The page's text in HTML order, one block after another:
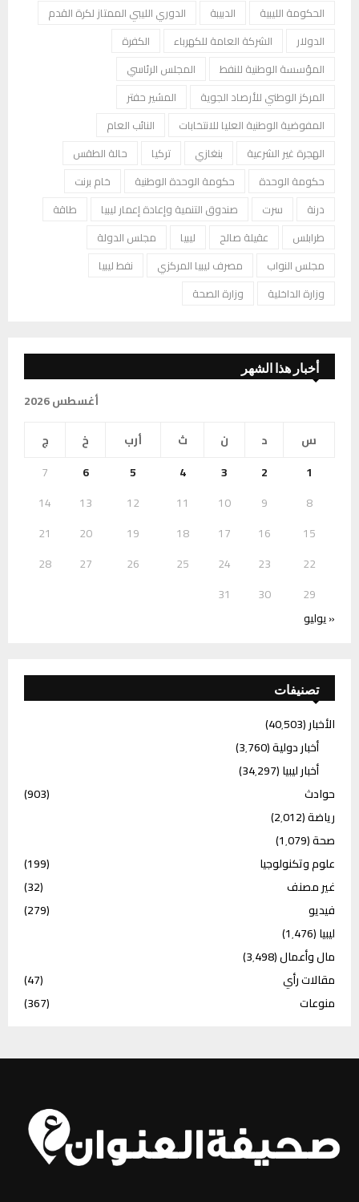
الحكومة الليبية
الدبيبة
الدوري الليبي الممتاز لكرة القدم
الدولار
الشركة العامة للكهرباء
الكفرة
المؤسسة الوطنية للنفط
المجلس الرئاسي
المركز الوطني للأرصاد الجوية
المشير حفتر
المفوضية الوطنية العليا للانتخابات
النائب العام
الهجرة غير الشرعية
بنغازي تركيا
حالة الطقس
حكومة الوحدة
حكومة الوحدة الوطنية
خام برنت
درنة
سرت صندوق التنمية وإعادة إعمار ليبيا
طاقة
طرابلس
عقيلة صالح ليبيا
مجلس الدولة
مجلس النواب
مصرف ليبيا المركزي
نفط ليبيا
وزارة الداخلية
وزارة الصحة
أخبار هذا الشهر
أغسطس 2026
س
د ن ث أرب خ
ج
1
2
3
4
5
6
7
8
9
10
11
12
13
14
15
16
17
18
19
20
21
22
23
24
25
26
27
28
29
30
31
« يوليو
تصنيفات
الأخبار(40٬503)
أخبار دولية(3٬760)
أخبار ليبيا(34٬297)
حوادث
(903)
رياضة(2٬012)
صحة(1٬079)
علوم وتكنولوجيا
(199)
غير مصنف
(32)
فيديو
(279)
ليبيا(1٬476)
مال وأعمال(3٬498)
مقالات رأي
(47)
منوعات
(367)